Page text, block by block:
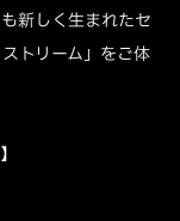
新しく生まれたセ
トリーム」をご体